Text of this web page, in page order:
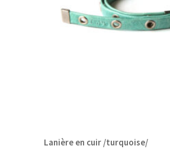
Lanière en cuir /turquoise/